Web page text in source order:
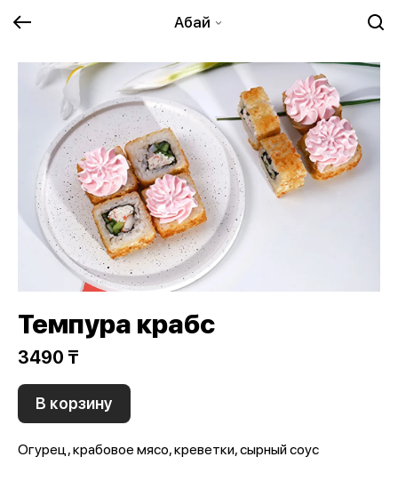
Абай
Темпура крабс
3490 ₸
В корзину
Огурец, крабовое мясо, креветки, сырный соус